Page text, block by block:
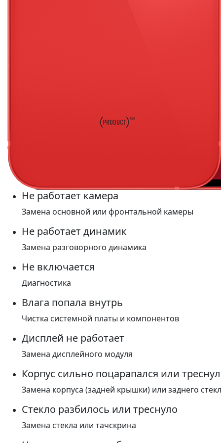
Не работает камера
Замена основной или фронтальной камеры
Не работает динамик
Замена разговорного динамика
Не включается
Диагностика
Влага попала внутрь
Чистка системной платы и компонентов
Дисплей не работает
Замена дисплейного модуля
Корпус сильно поцарапался или треснул
Замена корпуса (задней крышки) или заднего
Стекло разбилось или треснуло
Замена стекла или тачскрина